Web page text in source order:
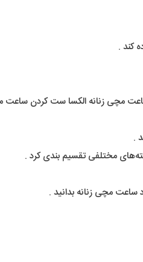
کند .
زنانه الکسا ست کردن
.
مختلفی تقسیم بندی کرد .
مچی زنانه بدانید .